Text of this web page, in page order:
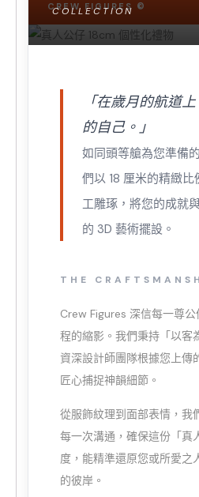
CREW FIGURES ©
COLLECTION
「在歲月的航道
的自己。」
如同頭等艙為您準備
們以 18 厘米的精緻
工雕琢，將您的成就
的 3D 藝術擺設。
THE
Crew Figures 深信每一尊
程的縮影。我們秉持「以客
資深設計師團隊根據您上傳
匠心捕捉神韻細節。
從服飾紋理到面部表情，我
每一次溝通，確保這份「真
度，能精準還原您或所愛之
的彼岸。